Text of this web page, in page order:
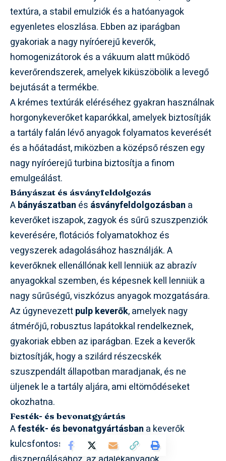
textúra, a stabil emulziók és a hatóanyagok
egyenletes eloszlása. Ebben az iparágban
gyakoriak a nagy nyíróerejű keverők,
homogenizátorok és a vákuum alatt működő
keverőrendszerek, amelyek kiküszöbölik a levegő
bejutását a termékbe.
A krémes textúrák eléréséhez gyakran használnak
horgonykeverőket kaparókkal, amelyek biztosítják
a tartály falán lévő anyagok folyamatos keverését
és a hőátadást, miközben a középső részen egy
nagy nyíróerejű turbina biztosítja a finom
emulgeálást.
Bányászat és ásványfeldolgozás
Abányászatban és ásványfeldolgozásban a
keverőket iszapok, zagyok és sűrű szuszpenziók
keverésére, flotációs folyamatokhoz és
vegyszerek adagolásához használják. A
keverőknek ellenállónak kell lenniük az abrazív
anyagokkal szemben, és képesnek kell lenniük a
nagy sűrűségű, viszkózus anyagok mozgatására.
Az úgynevezettpulp keverők, amelyek nagy
átmérőjű, robusztus lapátokkal rendelkeznek,
gyakoriak ebben az iparágban. Ezek a keverők
biztosítják, hogy a szilárd részecskék
szuszpendált állapotban maradjanak, és ne
üljenek le a tartály aljára, ami eltömődéseket
okozhatna.
Festék- és bevonatgyártás
Afesték- és bevonatgyártásban a keverők
kulcsfontosságúak a pigmentek